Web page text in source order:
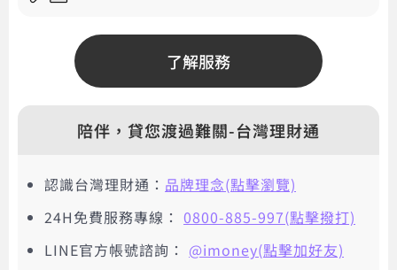
了解服務
陪伴，貸您渡過難關-台灣理財通
認識台灣理財通： 品牌理念(點擊瀏覽)
24H免費服務專線： 0800-885-997(點擊撥打)
LINE官方帳號諮詢： @imoney(點擊加好友)